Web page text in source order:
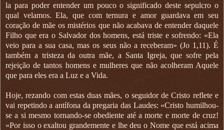
la para poder entender um pouco o significado deste sepulcro o
qual velamos. Ela, que com ternura e amor guardava em seu
coração de mãe os mistérios que não acabava de entender daquele
Filho que era o Salvador dos homens, está triste e sofrendo: «Ela
veio para a sua casa, mas os seus não a receberam» (Jo 1,11). É
também a tristeza da outra mãe, a Santa Igreja, que sofre pela
rejeição de tantos homens e mulheres que não acolheram Aquele
que para eles era a Luz e a Vida.
Hoje, rezando com estas duas mães, o seguidor de Cristo reflete e
vai repetindo a antífona da pregaria das Laudes: «Cristo humilhou-
se a si mesmo tornando-se obediente até a morte e morte de cruz!
«Por isso o exaltou grandemente e lhe deu o Nome que está acima